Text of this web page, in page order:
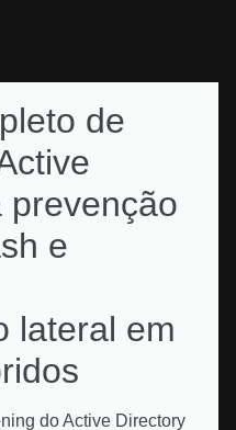
de
prevenção
e
lateral em
do Active Directory